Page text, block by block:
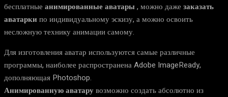
бесплатные анимированные аватары, можно даже заказать
аватарки по индивидуальному эскизу, а можно освоить
несложную технику анимации самому.
Для изготовления аватар используются самые различные
программы, наиболее распространена Adobe ImageReady,
дополняющая Photoshop.
Анимированную аватарувозможно создать абсолютно из